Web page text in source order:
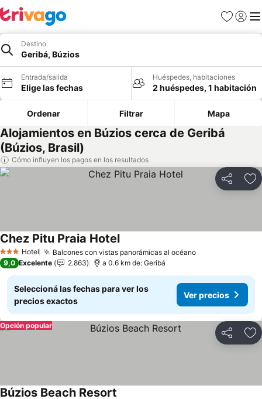
Favoritos
Iniciar
Destino
Geribá, Búzios
Entrada/salida
Elige las fechas
Huéspedes, habitaciones
2 huéspedes, 1 habitación
Ordenar Filtrar Mapa
Alojamientos en Búzios cerca de Geribá
(Búzios, Brasil)
Cómo influyen los pagos en los resultados
Compartir
3 Estrellas
Hotel Balcones con vistas panorámicas al océanoVer precios
Chez Pitu Praia HotelVer precios
9,0 Excelente 2.863 a 0.6 km de: Geribá
Seleccioná las fechas para ver los
precios exactos
Ver precios
Compartir
Opción popular
Búzios Beach Resort